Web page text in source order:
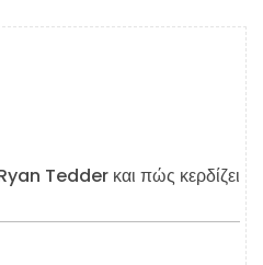
Tedder και πώς κερδίζει